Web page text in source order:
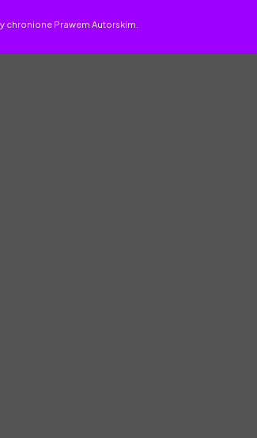
chronione Prawem Autorskim.